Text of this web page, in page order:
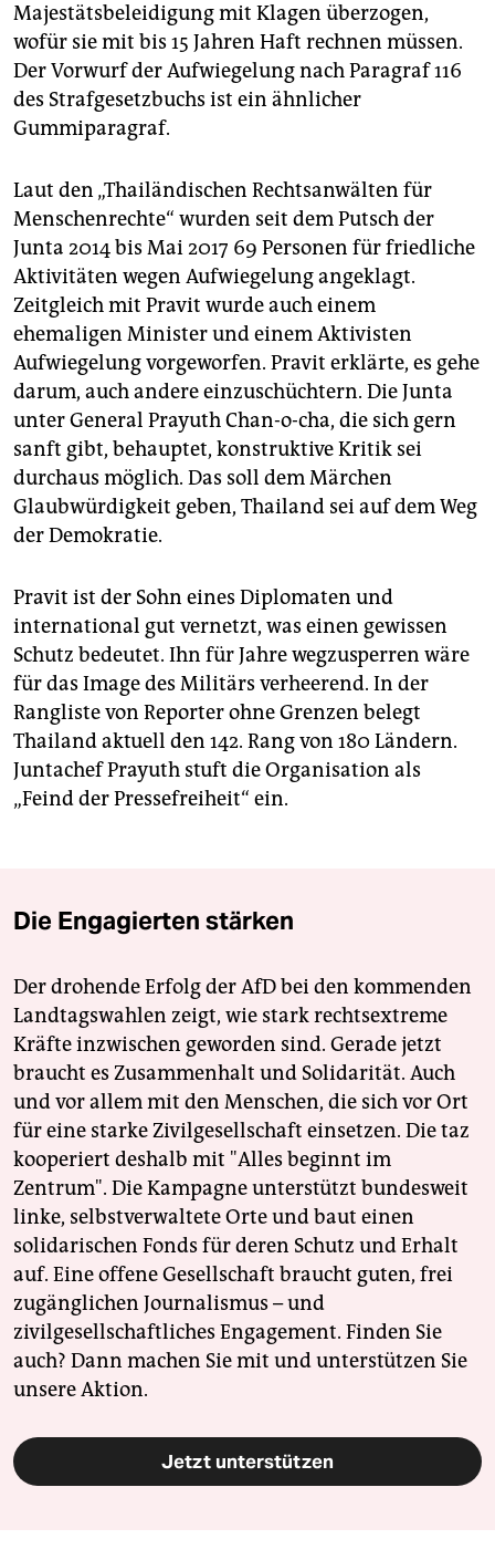
Majestätsbeleidigung mit Klagen überzogen,
wofür sie mit bis 15 Jahren Haft rechnen müssen.
Der Vorwurf der Aufwiegelung nach Paragraf 116
des Strafgesetzbuchs ist ein ähnlicher
Gummiparagraf.
Laut den „Thailändischen Rechtsanwälten für
Menschenrechte“ wurden seit dem Putsch der
Junta 2014 bis Mai 2017 69 Personen für friedliche
Aktivitäten wegen Aufwiegelung angeklagt.
Zeitgleich mit Pravit wurde auch einem
ehemaligen Minister und einem Aktivisten
Aufwiegelung vorgeworfen. Pravit erklärte, es gehe
darum, auch andere einzuschüchtern. Die Junta
unter General Prayuth Chan-o-cha, die sich gern
sanft gibt, behauptet, konstruktive Kritik sei
durchaus möglich. Das soll dem Märchen
Glaubwürdigkeit geben, Thailand sei auf dem Weg
der Demokratie.
Pravit ist der Sohn eines Diplomaten und
international gut vernetzt, was einen gewissen
Schutz bedeutet. Ihn für Jahre wegzusperren wäre
für das Image des Militärs verheerend. In der
Rangliste von Reporter ohne Grenzen belegt
Thailand aktuell den 142. Rang von 180 Ländern.
Juntachef Prayuth stuft die Organisation als
„Feind der Pressefreiheit“ ein.
Die Engagierten stärken
Der drohende Erfolg der AfD bei den kommenden
Landtagswahlen zeigt, wie stark rechtsextreme
Kräfte inzwischen geworden sind. Gerade jetzt
braucht es Zusammenhalt und Solidarität. Auch
und vor allem mit den Menschen, die sich vor Ort
für eine starke Zivilgesellschaft einsetzen. Die taz
kooperiert deshalb mit "Alles beginnt im
Zentrum". Die Kampagne unterstützt bundesweit
linke, selbstverwaltete Orte und baut einen
solidarischen Fonds für deren Schutz und Erhalt
auf. Eine offene Gesellschaft braucht guten, frei
zugänglichen Journalismus – und
zivilgesellschaftliches Engagement. Finden Sie
auch? Dann machen Sie mit und unterstützen Sie
unsere Aktion.
Jetzt unterstützen